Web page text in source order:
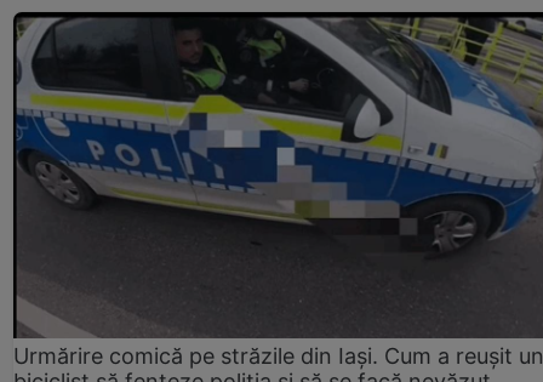
Urmărire comică pe străzile din Iași. Cum a reușit un